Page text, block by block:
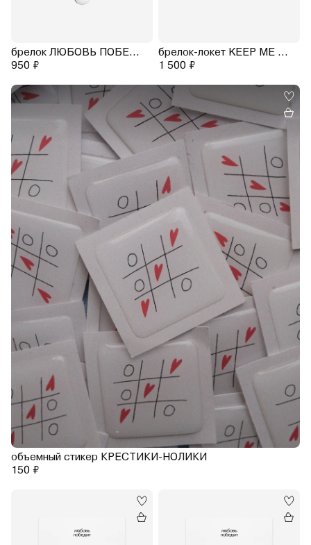
брелок ЛЮБОВЬ ПОБЕДИТ
950 ₽
брелок-локет KEEP ME CLOSE
1 500 ₽
объемный стикер КРЕСТИКИ-НОЛИКИ
150 ₽